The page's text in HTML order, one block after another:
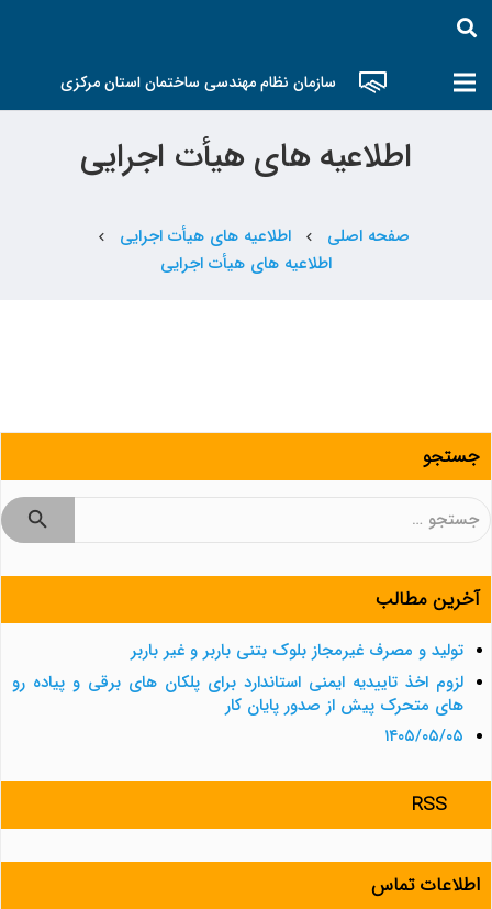
سازمان نظام مهندسی ساختمان استان مرکزی
اطلاعیه های هیأت اجرایی
صفحه اصلی chevron_left اطلاعیه های هیأت اجرایی chevron_left
اطلاعیه های هیأت اجرایی
جستجو
جستجو
آخرین مطالب
تولید و مصرف غیرمجاز بلوک بتنی باربر و غیر باربر
لزوم اخذ تاییدیه ایمنی استاندارد برای پلکان های برقی و پیاده رو
های متحرک پیش از صدور پایان کار
۱۴۰۵/۰۵/۰۵
RSS
اطلاعات تماس